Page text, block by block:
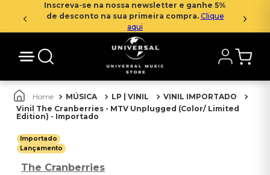
Inscreva-se na nossa newsletter e ganhe 5%
de desconto na sua primeira compra. Clique
aqui
MÚSICA LP | VINIL
VINIL IMPORTADO
Vinil The Cranberries - MTV Unplugged (Color/ Limited
Edition) - Importado
Importado
Lançamento
The Cranberries